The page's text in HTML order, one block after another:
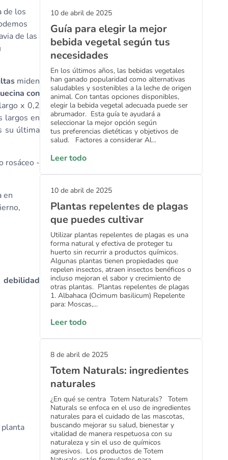
de los
de las
miden
con
x 0,2
largos en
su última
rosáceo -
en
debilidad
10 de abril de 2025
Guía para elegir la mejor
bebida vegetal según tus
necesidades
En los últimos años, las bebidas vegetales
han ganado popularidad como alternativas
saludables y sostenibles a la leche de origen
animal. Con tantas opciones disponibles,
elegir la bebida vegetal adecuada puede ser
abrumador. Esta guía te ayudará a
seleccionar la mejor opción según
tus preferencias dietéticas y objetivos de
salud. Factores a considerar Al...
Leer todo
10 de abril de 2025
Plantas repelentes de plagas
que puedes cultivar
Utilizar plantas repelentes de plagas es una
forma natural y efectiva de proteger tu
huerto sin recurrir a productos químicos.
Algunas plantas tienen propiedades que
repelen insectos, atraen insectos benéficos o
incluso mejoran el sabor y crecimiento de
otras plantas. Plantas repelentes de plagas
1. Albahaca (Ocimum basilicum) Repelente
para: Moscas,...
Leer todo
8 de abril de 2025
Totem Naturals: ingredientes
naturales
¿En qué se centra Totem Naturals? Totem
Naturals se enfoca en el uso de ingredientes
naturales para el cuidado de las mascotas,
buscando mejorar su salud, bienestar y
vitalidad de manera respetuosa con su
naturaleza y sin el uso de químicos
agresivos. Los productos de Totem